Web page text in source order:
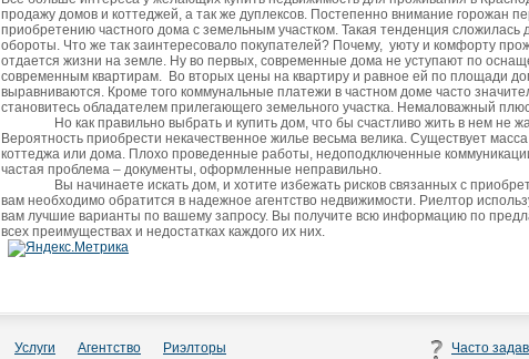
продажу домов и коттеджей, а так же дуплексов. Постепенно внимание горожан
приобретению частного дома с земельным участком. Такая тенденция сложилась
обороты. Что же так заинтересовало покупателей? Почему, уюту и комфорту
отдается жизни на земле. Ну во первых, современные дома не уступают по
современным квартирам. Во вторых цены на квартиру и равное ей по площади
выравниваются. Кроме того коммунальные платежи в частном доме часто
становитесь обладателем прилегающего земельного участка. Немаловажный
Но как правильно выбрать и купить дом, что бы счастливо жить в нем не
Вероятность приобрести некачественное жилье весьма велика. Существует
коттеджа или дома. Плохо проведенные работы, недоподключенные
частая проблема – документы, оформленные неправильно.
Вы начинаете искать дом, и хотите избежать рисков связанных с
вам необходимо обратится в надежное агентство недвижимости. Риелтор
вам лучшие варианты по вашему запросу. Вы получите всю информацию по
всех преимуществах и недостатках каждого их них.
Услуги Агентство Риэлторы
Часто